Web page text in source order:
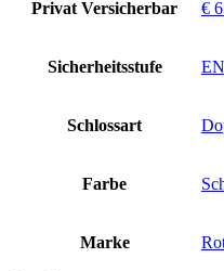
Privat Versicherbar €
Sicherheitsstufe
Schlossart
Farbe
Marke